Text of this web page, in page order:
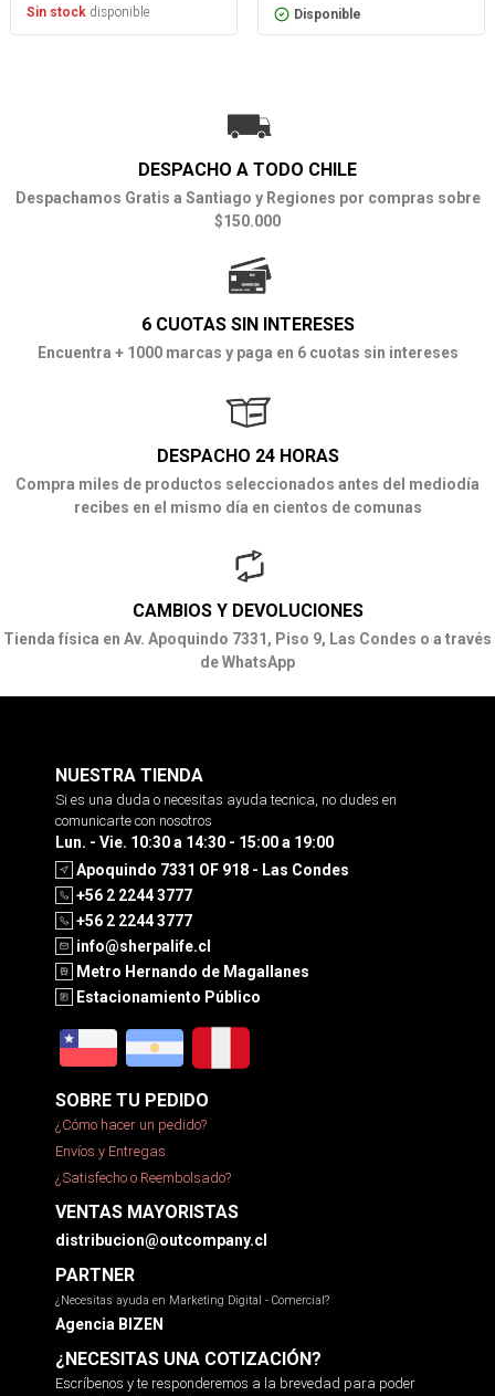
Sin stock disponible Disponible
DESPACHO A TODO CHILE
Despachamos Gratis a Santiago y Regiones por compras sobre
$150.000
6 CUOTAS SIN INTERESES
Encuentra + 1000 marcas y paga en 6 cuotas sin intereses
DESPACHO 24 HORAS
Compra miles de productos seleccionados antes del mediodía
recibes en el mismo día en cientos de comunas
CAMBIOS Y DEVOLUCIONES
Tienda física en Av. Apoquindo 7331, Piso 9, Las Condes o a través
de WhatsApp
NUESTRA TIENDA
Si es una duda o necesitas ayuda tecnica, no dudes en
comunicarte con nosotros
Lun. - Vie. 10:30 a 14:30 - 15:00 a 19:00
Apoquindo 7331 OF 918 - Las Condes
+56 2 2244 3777
+56 2 2244 3777
info@sherpalife.cl
Metro Hernando de Magallanes
Estacionamiento Público
SOBRE TU PEDIDO
¿Cómo hacer un pedido?
Envíos y Entregas
¿Satisfecho o Reembolsado?
VENTAS MAYORISTAS
distribucion@outcompany.cl
PARTNER
¿Necesitas ayuda en Marketing Digital - Comercial?
Agencia BIZEN
¿NECESITAS UNA COTIZACIÓN?
Escríbenos y te responderemos a la brevedad para poder